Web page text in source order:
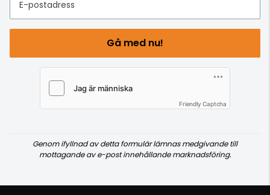
E-postadress
Gå med nu!
Friendly Captcha
Genom ifyllnad av detta formulär lämnas medgivande till
mottagande av e-post innehållande marknadsföring.